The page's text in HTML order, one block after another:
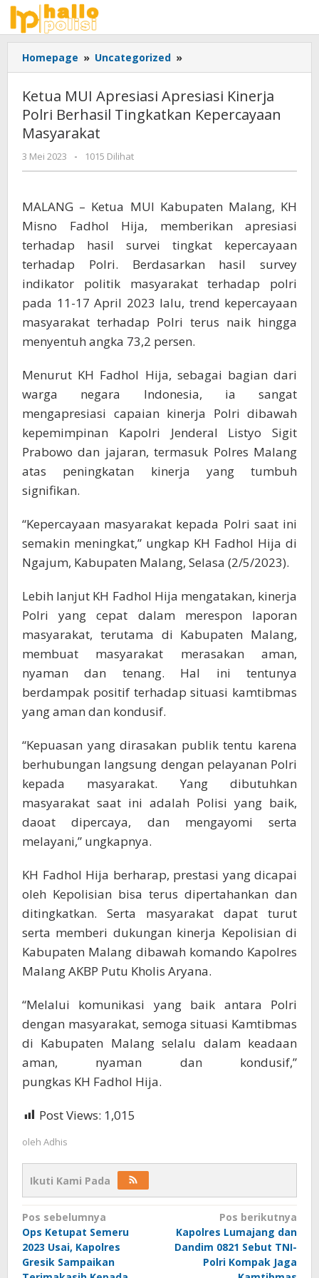
Lewati
konten
Homepage » Uncategorized »
MUI
Apresiasi
Kinerja
Kepercayaan
Ketua MUI Apresiasi Apresiasi Kinerja
Polri Berhasil Tingkatkan Kepercayaan
Masyarakat
3 Mei 2023
oleh
Adhis
- 1015 Dilihat
MALANG – Ketua MUI Kabupaten Malang, KH
Misno Fadhol Hija, memberikan apresiasi
terhadap hasil survei tingkat kepercayaan
terhadap Polri. Berdasarkan hasil survey
indikator politik masyarakat terhadap polri
pada 11-17 April 2023 lalu, trend kepercayaan
masyarakat terhadap Polri terus naik hingga
menyentuh angka 73,2 persen.
Menurut KH Fadhol Hija, sebagai bagian dari
warga negara Indonesia, ia sangat
mengapresiasi capaian kinerja Polri dibawah
kepemimpinan Kapolri Jenderal Listyo Sigit
Prabowo dan jajaran, termasuk Polres Malang
atas peningkatan kinerja yang tumbuh
signifikan.
“Kepercayaan masyarakat kepada Polri saat ini
semakin meningkat,” ungkap KH Fadhol Hija di
Ngajum, Kabupaten Malang, Selasa (2/5/2023).
Lebih lanjut KH Fadhol Hija mengatakan, kinerja
Polri yang cepat dalam merespon laporan
masyarakat, terutama di Kabupaten Malang,
membuat masyarakat merasakan aman,
nyaman dan tenang. Hal ini tentunya
berdampak positif terhadap situasi kamtibmas
yang aman dan kondusif.
“Kepuasan yang dirasakan publik tentu karena
berhubungan langsung dengan pelayanan Polri
kepada masyarakat. Yang dibutuhkan
masyarakat saat ini adalah Polisi yang baik,
daoat dipercaya, dan mengayomi serta
melayani,” ungkapnya.
KH Fadhol Hija berharap, prestasi yang dicapai
oleh Kepolisian bisa terus dipertahankan dan
ditingkatkan. Serta masyarakat dapat turut
serta memberi dukungan kinerja Kepolisian di
Kabupaten Malang dibawah komando Kapolres
Malang AKBP Putu Kholis Aryana.
“Melalui komunikasi yang baik antara Polri
dengan masyarakat, semoga situasi Kamtibmas
di Kabupaten Malang selalu dalam keadaan
aman, nyaman dan kondusif,”
pungkas KH Fadhol Hija.
Post Views: 1,015
oleh Adhis
Ikuti Kami Pada
Navigasi
pos
Pos sebelumnya
Ops Ketupat Semeru
2023 Usai, Kapolres
Gresik Sampaikan
Pos berikutnya
Kapolres Lumajang dan
Dandim 0821 Sebut TNI-
Polri Kompak Jaga